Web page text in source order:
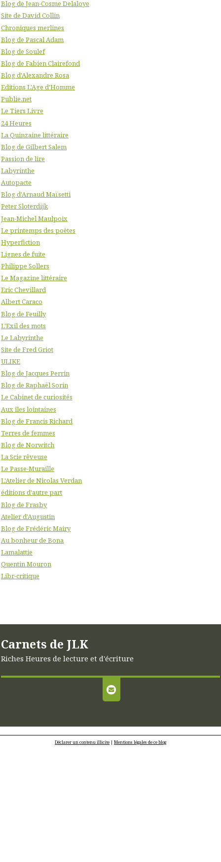
Blog de Jean-Cosme Delaloye
Site de David Collin
Chroniques merlines
Blog de Pascal Adam
Blog de Soulef
Blog de Fabien Clairefond
Blog d'Alexandre Rosa
Editions L'Age d'Homme
Publie.net
Le Tiers Livre
24 Heures
La Quinzaine littéraire
Blog de Gilbert Salem
Passion de lire
Labyrinthe
Autopacte
Blog d'Arnaud Maïsetti
Peter Sloterdijk
Jean-Michel Maulpoix
Le printemps des poètes
Hyperfiction
Lignes de fuite
Philippe Sollers
Le Magazine littéraire
Eric Chevillard
Albert Caraco
Blog de Feuilly
L'Exil des mots
Le Labyrinthe
Site de Fred Griot
ULIKE
Blog de Jacques Perrin
Blog de Raphaël Sorin
Le Cabinet de curiosités
Aux îles lointaines
Blog de Francis Richard
Terres de femmes
Blog de Norwitch
La Scie rêveuse
Le Passe-Muraille
L'Atelier de Nicolas Verdan
éditions d'autre part
Blog de Frasby
Atelier d'Augustin
Blog de Frédéric Mairy
Au bonheur de Bona
Lamalattie
Quentin Mouron
Libr-critique
Carnets de JLK
Riches Heures de lecture et d'écriture
Déclarer un contenu illicite | Mentions légales de ce blog